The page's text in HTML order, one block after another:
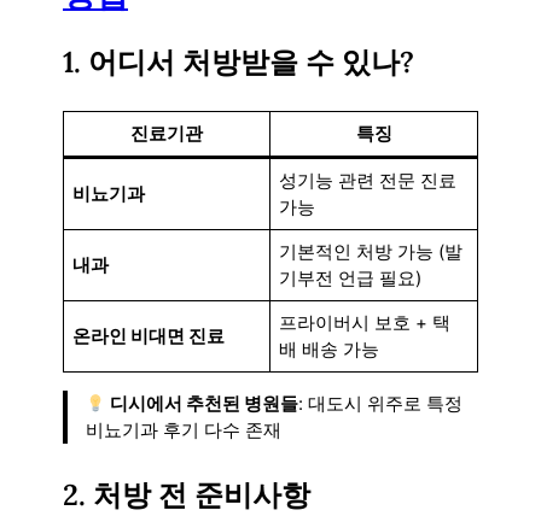
1. 어디서 처방받을 수 있나?
진료기관 특징
비뇨기과
성기능 관련 전문 진료
가능
내과
기본적인 처방 가능 (발
기부전 언급 필요)
온라인 비대면 진료
프라이버시 보호 + 택
배 배송 가능
디시에서 추천된 병원들: 대도시 위주로 특정
비뇨기과 후기 다수 존재
2. 처방 전 준비사항